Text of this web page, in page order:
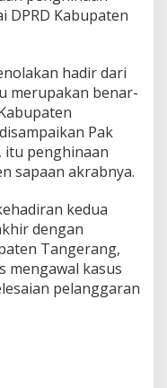
DPRD Kabupaten
hadir dari
merupakan benar-
Pak
itu penghinaan
sapaan akrabnya.
kedua
dengan
Tangerang,
mengawal kasus
pelanggaran